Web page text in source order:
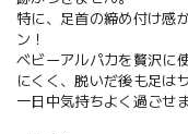
特に、足首の締め付け感
ン！
ベビーアルパカを贅沢に
にくく、脱いだ後も足は
一日中気持ちよく過ごせま